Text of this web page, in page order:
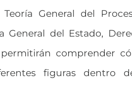
General del
General del Estado,
comprender
figuras dentro